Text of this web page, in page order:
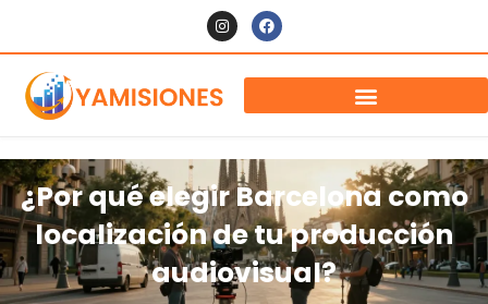
¿Por qué elegir Barcelona como
localización de tu producción
audiovisual?